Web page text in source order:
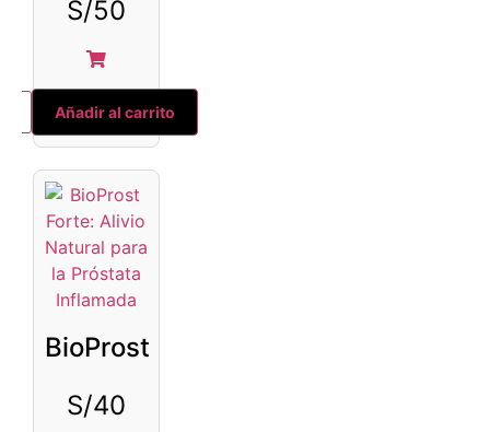
S/50
Añadir al carrito
BioProst
S/40